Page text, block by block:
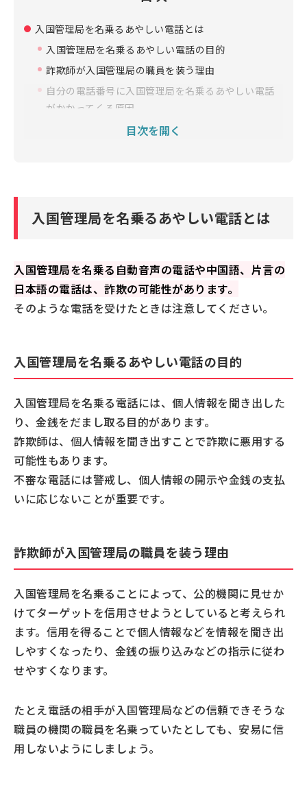
入国管理局を名乗るあやしい電話とは
入国管理局を名乗るあやしい電話の目的
詐欺師が入国管理局の職員を装う理由
自分の電話番号に入国管理局を名乗るあやしい電話
がかかってくる原因
入国管理局を名乗るあやしい電話の事例
相手を刺激せず早めに電話を切る
金銭的な被害にあった時の対処法
お金を振り込んでしまった
防ぐ対策
端末の着信拒否機能や携帯キャリアのサービスを使
う
固定電話の場合はナンバーディスプレイなどを利用
する
入国管理局を名乗る詐欺電話に出てしまっても早めに電
話を切る
目次を開く
入国管理局を名乗るあやしい電話とは
入国管理局を名乗る自動音声の電話や中国語、片言の
日本語の電話は、詐欺の可能性があります。
そのような電話を受けたときは注意してください。
入国管理局を名乗るあやしい電話の目的
入国管理局を名乗る電話には、個人情報を聞き出した
り、金銭をだまし取る目的があります。
詐欺師は、個人情報を聞き出すことで詐欺に悪用する
可能性もあります。
不審な電話には警戒し、個人情報の開示や金銭の支払
いに応じないことが重要です。
詐欺師が入国管理局の職員を装う理由
入国管理局を名乗ることによって、公的機関に見せか
けてターゲットを信用させようとしていると考えられ
ます。信用を得ることで個人情報などを情報を聞き出
しやすくなったり、金銭の振り込みなどの指示に従わ
せやすくなります。
たとえ電話の相手が入国管理局などの信頼できそうな
職員の機関の職員を名乗っていたとしても、安易に信
用しないようにしましょう。